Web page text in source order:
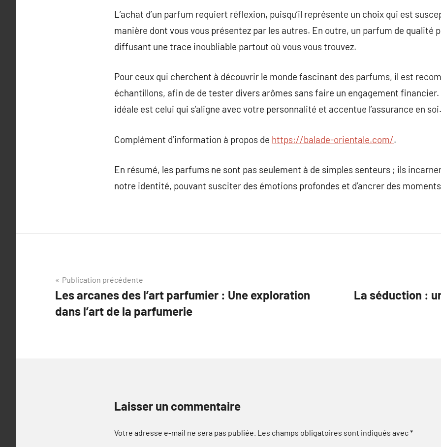
L’achat d’un parfum requiert réflexion, puisqu’il représente un choix qui est
manière dont vous vous présentez par les autres. En outre, un parfum de qualité
diffusant une trace inoubliable partout où vous vous trouvez.
Pour ceux qui cherchent à découvrir le monde fascinant des parfums, il est
échantillons, afin de de tester divers arômes sans faire un engagement
idéale est celui qui s’aligne avec votre personnalité et accentue l’assurance en soi.
Complément d’information à propos de https://balade-orientale.com/.
En résumé, les parfums ne sont pas seulement à de simples senteurs ; ils
notre identité, pouvant susciter des émotions profondes et d’ancrer des
Navigation
de
l’article
Publication précédente
Les arcanes des l’art parfumier : Une exploration
dans l’art de la parfumerie
La séduction :
Laisser un commentaire
Votre adresse e-mail ne sera pas publiée. Les champs obligatoires sont indiqués avec*